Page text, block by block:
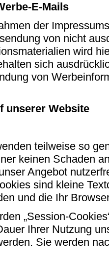
E-Mails
der
von nicht
wird
sich
von
unserer Website
teilweise so
keinen Schaden
Angebot
sind kleine
und die Ihr
„Session-
Ihrer Nutzung
Sie werden